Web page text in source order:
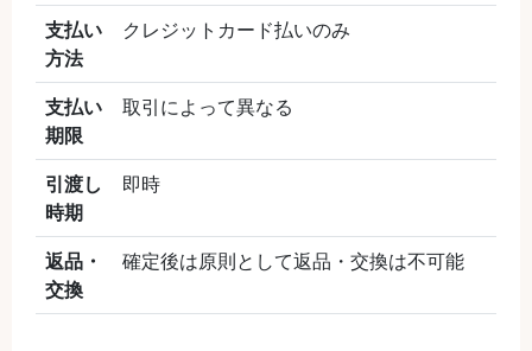
支払い
方法
クレジットカード払いのみ
支払い
期限
取引によって異なる
引渡し
時期
即時
返品・
交換
確定後は原則として返品・交換は不可能